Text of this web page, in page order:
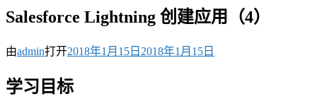
Salesforce Lightning 创建应用（4）
由admin打开2018年1月15日 2018年1月15日
学习目标